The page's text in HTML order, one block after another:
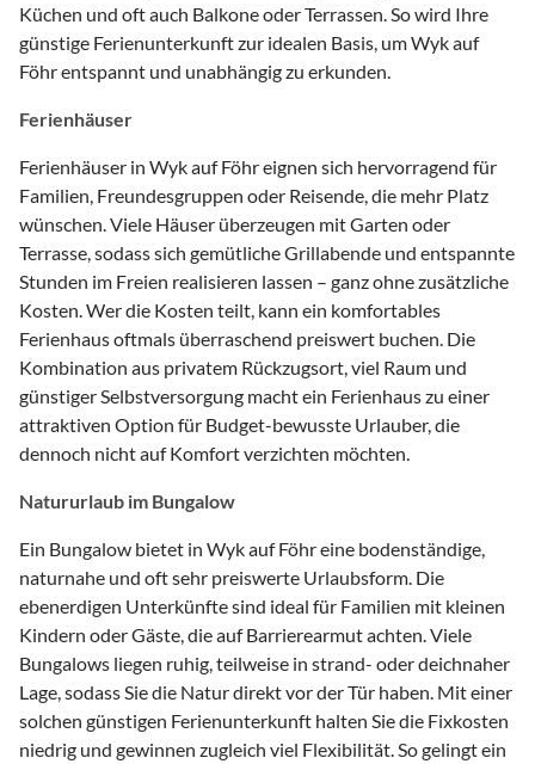
Küchen und oft auch Balkone oder Terrassen. So wird Ihre
günstige Ferienunterkunft zur idealen Basis, um Wyk auf
Föhr entspannt und unabhängig zu erkunden.
Ferienhäuser
Ferienhäuser in Wyk auf Föhr eignen sich hervorragend für
Familien, Freundesgruppen oder Reisende, die mehr Platz
wünschen. Viele Häuser überzeugen mit Garten oder
Terrasse, sodass sich gemütliche Grillabende und entspannte
Stunden im Freien realisieren lassen – ganz ohne zusätzliche
Kosten. Wer die Kosten teilt, kann ein komfortables
Ferienhaus oftmals überraschend preiswert buchen. Die
Kombination aus privatem Rückzugsort, viel Raum und
günstiger Selbstversorgung macht ein Ferienhaus zu einer
attraktiven Option für Budget-bewusste Urlauber, die
dennoch nicht auf Komfort verzichten möchten.
Natururlaub im Bungalow
Ein Bungalow bietet in Wyk auf Föhr eine bodenständige,
naturnahe und oft sehr preiswerte Urlaubsform. Die
ebenerdigen Unterkünfte sind ideal für Familien mit kleinen
Kindern oder Gäste, die auf Barrierearmut achten. Viele
Bungalows liegen ruhig, teilweise in strand- oder deichnaher
Lage, sodass Sie die Natur direkt vor der Tür haben. Mit einer
solchen günstigen Ferienunterkunft halten Sie die Fixkosten
niedrig und gewinnen zugleich viel Flexibilität. So gelingt ein